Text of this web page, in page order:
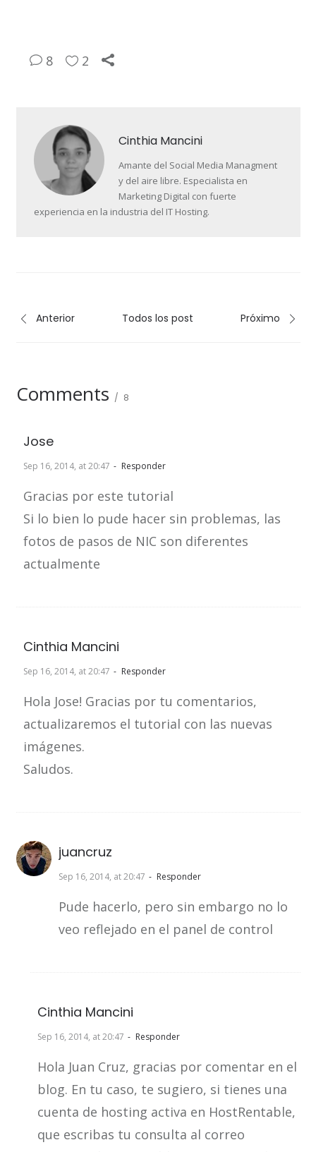
8 2
Cinthia Mancini
Amante del Social Media Managment
y del aire libre. Especialista en
Marketing Digital con fuerte
experiencia en la industria del IT Hosting.
Anterior Todos los post Próximo
Comments 8
Jose
Sep 16, 2014, at 20:47 Responder
Gracias por este tutorial
Si lo bien lo pude hacer sin problemas, las
fotos de pasos de NIC son diferentes
actualmente
Cinthia Mancini
Sep 16, 2014, at 20:47 Responder
Hola Jose! Gracias por tu comentarios,
actualizaremos el tutorial con las nuevas
imágenes.
Saludos.
juancruz
Sep 16, 2014, at 20:47 Responder
Pude hacerlo, pero sin embargo no lo
veo reflejado en el panel de control
Cinthia Mancini
Sep 16, 2014, at 20:47 Responder
Hola Juan Cruz, gracias por comentar en el
blog. En tu caso, te sugiero, si tienes una
cuenta de hosting activa en HostRentable,
que escribas tu consulta al correo